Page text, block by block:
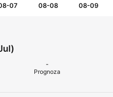
07 08-08 08-09
-
Prognoza